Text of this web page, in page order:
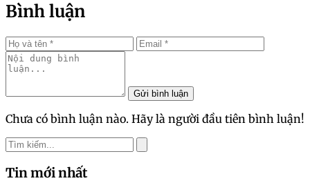
Bình luận
Gửi bình luận
Chưa có bình luận nào. Hãy là người đầu tiên bình luận!
Tin mới nhất